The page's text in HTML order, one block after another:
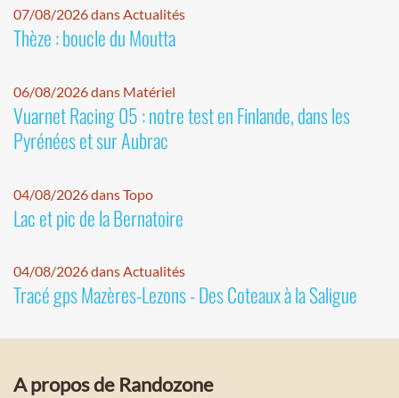
07/08/2026 dans Actualités
Thèze : boucle du Moutta
06/08/2026 dans Matériel
Vuarnet Racing 05 : notre test en Finlande, dans les
Pyrénées et sur Aubrac
04/08/2026 dans Topo
Lac et pic de la Bernatoire
04/08/2026 dans Actualités
Tracé gps Mazères-Lezons - Des Coteaux à la Saligue
A propos de Randozone